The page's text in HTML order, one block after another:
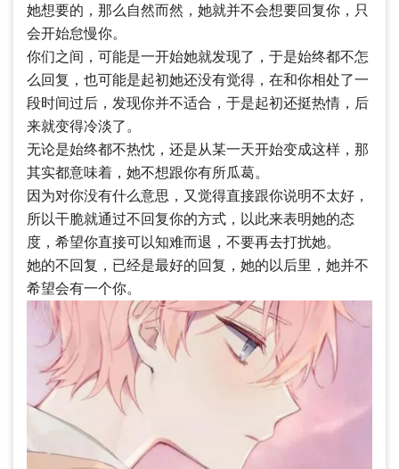
她想要的，那么自然而然，她就并不会想要回复你，只
会开始怠慢你。
你们之间，可能是一开始她就发现了，于是始终都不怎
么回复，也可能是起初她还没有觉得，在和你相处了一
段时间过后，发现你并不适合，于是起初还挺热情，后
来就变得冷淡了。
无论是始终都不热忱，还是从某一天开始变成这样，那
其实都意味着，她不想跟你有所瓜葛。
因为对你没有什么意思，又觉得直接跟你说明不太好，
所以干脆就通过不回复你的方式，以此来表明她的态
度，希望你直接可以知难而退，不要再去打扰她。
她的不回复，已经是最好的回复，她的以后里，她并不
希望会有一个你。